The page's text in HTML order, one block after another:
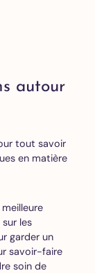
autour
tout savoir
en matière
les
garder un
savoir-faire
soin de